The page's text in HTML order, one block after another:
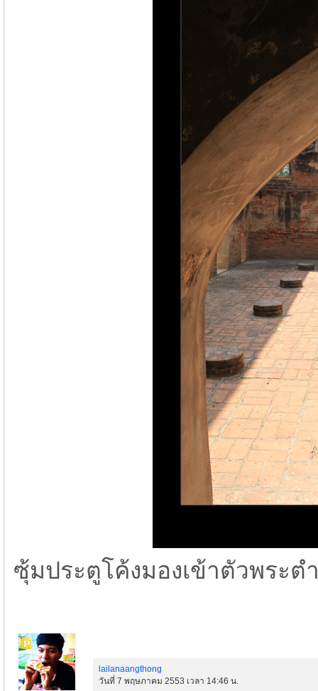
ซุ้มประตูโค้งมองเข้าตัวพระต
lailanaangthong
วันที่ 7 พฤษภาคม 2553 เวลา 14:46 น.